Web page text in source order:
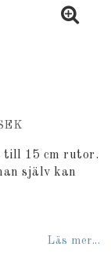
till 15 cm rutor.
själv kan
Läs mer...